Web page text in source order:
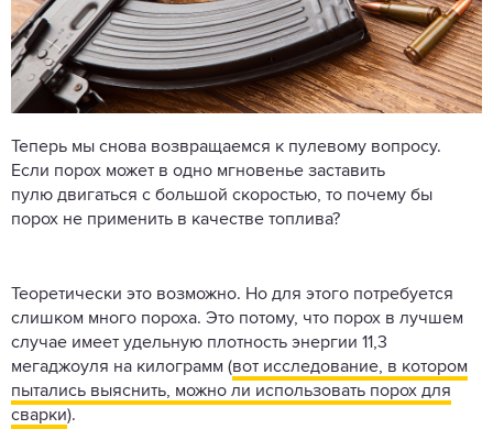
Теперь мы снова возвращаемся к пулевому вопросу.
Если порох может в одно мгновенье заставить
пулю двигаться с большой скоростью, то почему бы
порох не применить в качестве топлива?
Теоретически это возможно. Но для этого потребуется
слишком много пороха. Это потому, что порох в лучшем
случае имеет удельную плотность энергии 11,3
мегаджоуля на килограмм (вот исследование, в котором
пытались выяснить, можно ли использовать порох для
сварки).